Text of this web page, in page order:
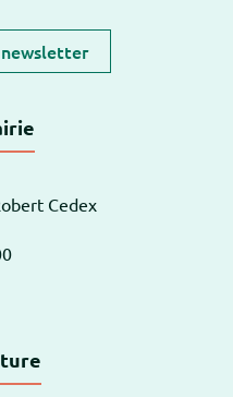
Cedex